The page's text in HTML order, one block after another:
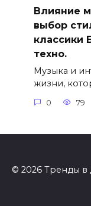
Влияние
выбор
классики
техно.
Музыка и
жизни,
0 79
© 2026 Тренды в